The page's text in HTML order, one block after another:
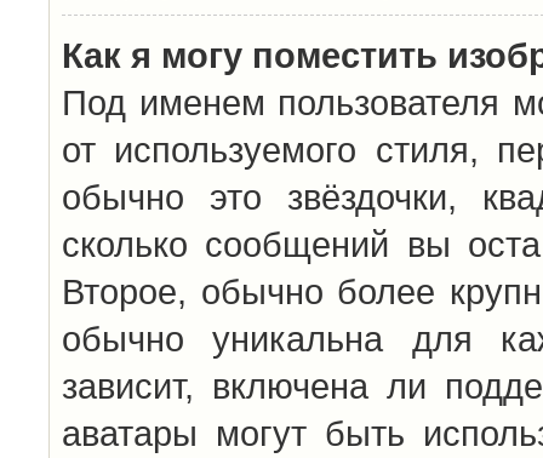
Как я могу поместить
Под именем пользователя
от используемого стиля,
обычно это звёздочки,
сколько сообщений вы
Второе, обычно более
обычно уникальна для
зависит, включена ли
аватары могут быть